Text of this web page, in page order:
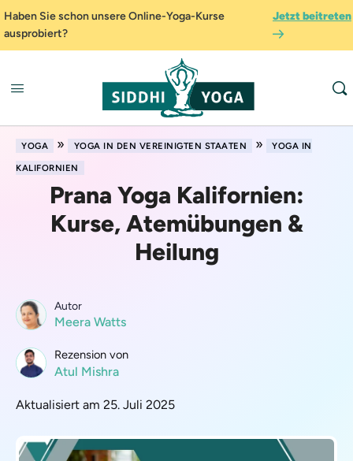
Haben Sie schon unsere Online-Yoga-Kurse
ausprobiert?
Jetzt beitreten
YOGA » YOGA IN DEN VEREINIGTEN STAATEN »
YOGA IN
KALIFORNIEN
Prana Yoga Kalifornien:
Kurse, Atemübungen &
Heilung
Autor
Meera Watts
Rezension von
Atul Mishra
Aktualisiert am 25. Juli 2025